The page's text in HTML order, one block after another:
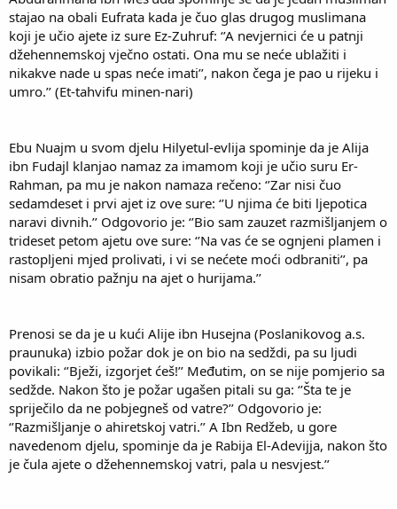
stajao na obali Eufrata kada je čuo glas drugog muslimana
koji je učio ajete iz sure Ez-Zuhruf: ‘’A nevjernici će u patnji
džehennemskoj vječno ostati. Ona mu se neće ublažiti i
nikakve nade u spas neće imati’’, nakon čega je pao u rijeku i
umro.’’ (Et-tahvifu minen-nari)
Ebu Nuajm u svom djelu Hilyetul-evlija spominje da je Alija
ibn Fudajl klanjao namaz za imamom koji je učio suru Er-
Rahman, pa mu je nakon namaza rečeno: ‘’Zar nisi čuo
sedamdeset i prvi ajet iz ove sure: ‘’U njima će biti ljepotica
naravi divnih.’’ Odgovorio je: ‘’Bio sam zauzet razmišljanjem o
trideset petom ajetu ove sure: ‘’Na vas će se ognjeni plamen i
rastopljeni mjed prolivati, i vi se nećete moći odbraniti’’, pa
nisam obratio pažnju na ajet o hurijama.’’
Prenosi se da je u kući Alije ibn Husejna (Poslanikovog a.s.
praunuka) izbio požar dok je on bio na sedždi, pa su ljudi
povikali: ‘’Bježi, izgorjet ćeš!’’ Međutim, on se nije pomjerio sa
sedžde. Nakon što je požar ugašen pitali su ga: ‘’Šta te je
spriječilo da ne pobjegneš od vatre?’’ Odgovorio je:
‘’Razmišljanje o ahiretskoj vatri.’’ A Ibn Redžeb, u gore
navedenom djelu, spominje da je Rabija El-Adevijja, nakon što
je čula ajete o džehennemskoj vatri, pala u nesvjest.’’